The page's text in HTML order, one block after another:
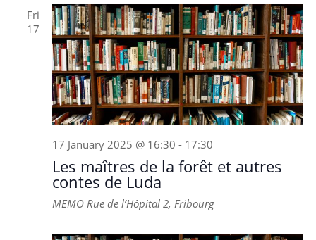
Fri
17
17 January 2025 @ 16:30 - 17:30
Les maîtres de la forêt et autres
contes de Luda
MEMO Rue de l’Hôpital 2, Fribourg